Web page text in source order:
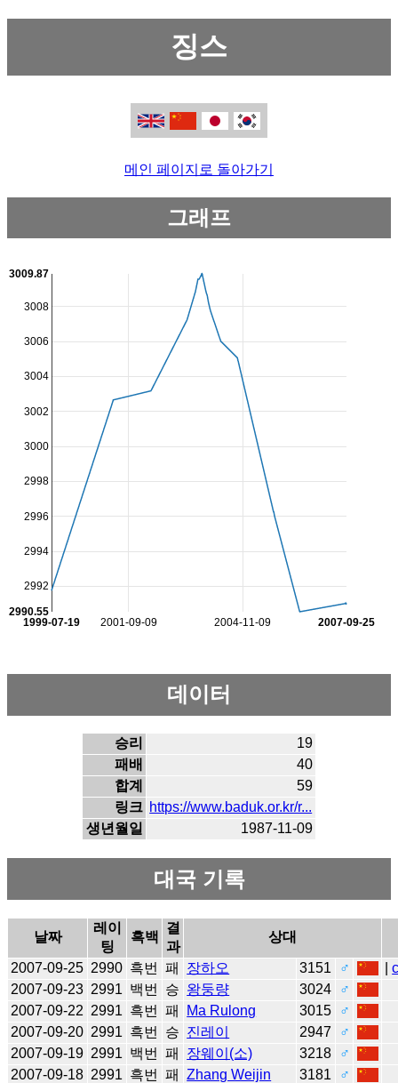
징스
메인 페이지로 돌아가기
그래프
2001-09-09 2004-11-09
1999-07-19 2007-09-25
2992
2994
2996
2998
3000
3002
3004
3006
3008
2990.55
3009.87
데이터
승리
19
패배
40
합계
59
링크 https://www.baduk.or.kr/r...
생년월일
1987-11-09
대국 기록
날짜
레이
팅
흑백
결
과
상대
2007-09-25 2990 흑번 패 장하오 3151 ♂ |
2007-09-23 2991 백번 승 왕둥량 3024
♂
2007-09-22 2991 흑번 패 Ma Rulong 3015
♂
2007-09-20 2991 흑번 승 진레이 2947
♂
2007-09-19 2991 백번 패 장웨이(소) 3218
♂
2007-09-18 2991 흑번 패 Zhang Weijin 3181
♂